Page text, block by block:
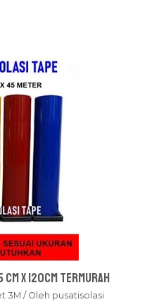
x 120cm Termurah
3M / Oleh pusatisolasi